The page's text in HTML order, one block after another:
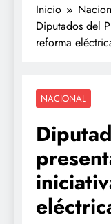
Inicio
Diputados del
reforma
NACIONAL